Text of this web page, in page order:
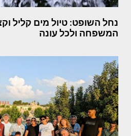
נחל השופט: טיול מים קליל
המשפחה ולכל עונה